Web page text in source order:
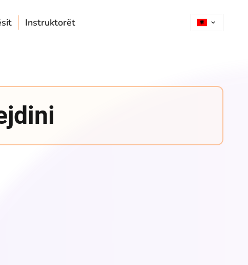
Instruktorët